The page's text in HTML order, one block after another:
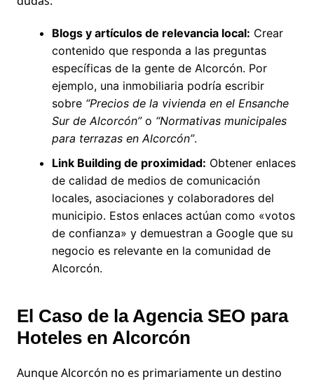
Blogs y artículos de relevancia local: Crear
contenido que responda a las preguntas
específicas de la gente de Alcorcón. Por
ejemplo, una inmobiliaria podría escribir
sobre “Precios de la vivienda en el Ensanche
Sur de Alcorcón”o “Normativas municipales
para terrazas en Alcorcón”.
Link Building de proximidad: Obtener enlaces
de calidad de medios de comunicación
locales, asociaciones y colaboradores del
municipio. Estos enlaces actúan como «votos
de confianza» y demuestran a Google que su
negocio es relevante en la comunidad de
Alcorcón.
El Caso de la Agencia SEO para
Hoteles en Alcorcón
Aunque Alcorcón no es primariamente un destino